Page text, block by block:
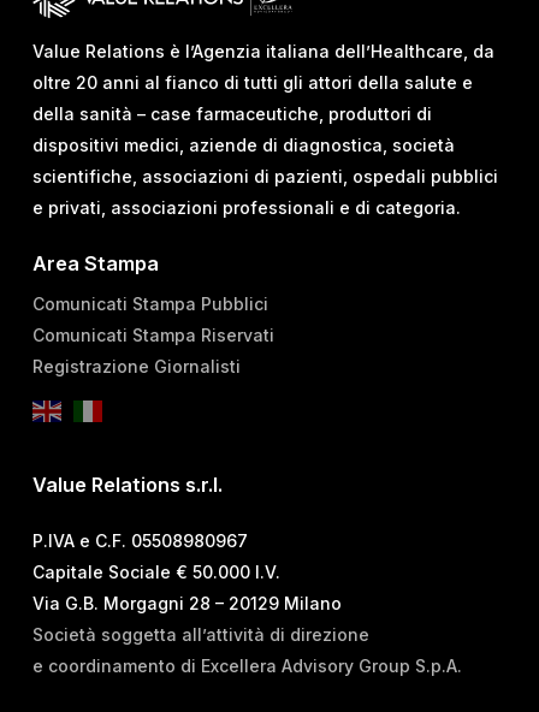
Value Relations è l’Agenzia italiana dell’Healthcare, da
oltre 20 anni al fianco di tutti gli attori della salute e
della sanità – case farmaceutiche, produttori di
dispositivi medici, aziende di diagnostica, società
scientifiche, associazioni di pazienti, ospedali pubblici
e privati, associazioni professionali e di categoria.
Area Stampa
Comunicati Stampa Pubblici
Comunicati Stampa Riservati
Registrazione Giornalisti
Value Relations s.r.l.
P.IVA e C.F. 05508980967
Capitale Sociale € 50.000 I.V.
Via G.B. Morgagni 28 – 20129 Milano
Società soggetta all’attività di direzione
e coordinamento di Excellera Advisory Group S.p.A.